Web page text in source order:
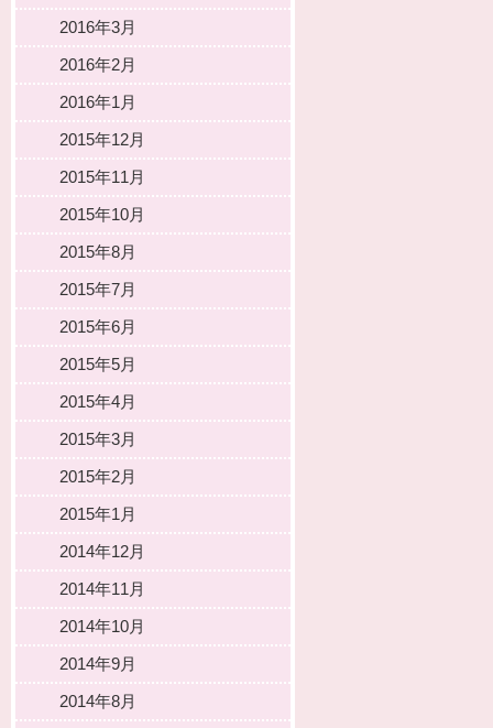
2016年3月
2016年2月
2016年1月
2015年12月
2015年11月
2015年10月
2015年8月
2015年7月
2015年6月
2015年5月
2015年4月
2015年3月
2015年2月
2015年1月
2014年12月
2014年11月
2014年10月
2014年9月
2014年8月